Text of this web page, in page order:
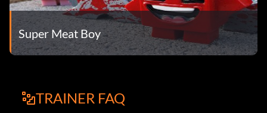
Super Meat Boy
TRAINER FAQ